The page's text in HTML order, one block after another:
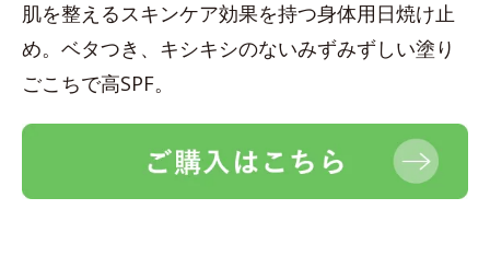
肌を整えるスキンケア効果を持つ身体用日焼け止
め。ベタつき、キシキシのないみずみずしい塗り
ごこちで高SPF。